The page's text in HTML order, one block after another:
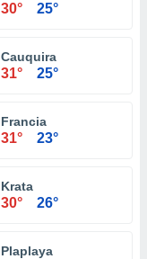
30° 25°
Cauquira
31° 25°
Francia
31° 23°
Krata
30° 26°
Plaplaya